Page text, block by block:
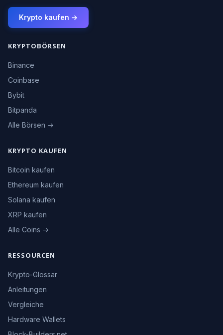
Krypto kaufen →
KRYPTOBÖRSEN
Binance
Coinbase
Bybit
Bitpanda
Alle Börsen →
KRYPTO KAUFEN
Bitcoin kaufen
Ethereum kaufen
Solana kaufen
XRP kaufen
Alle Coins →
RESSOURCEN
Krypto-Glossar
Anleitungen
Vergleiche
Hardware Wallets